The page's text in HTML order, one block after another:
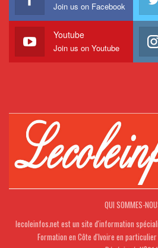
Join us on Facebook
Youtube
Join us on Youtube
QUI SOMMES-
lecoleinfos.net est un site d'information
Formation en Côte d'Ivoire en